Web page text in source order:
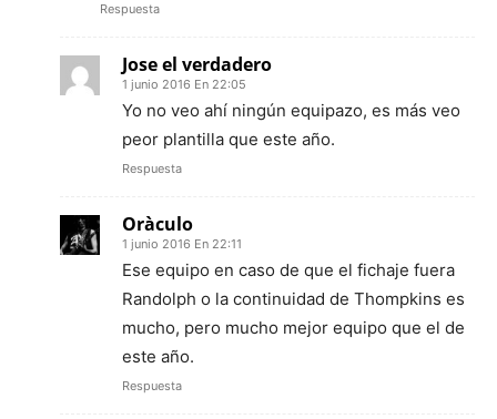
Respuesta
Jose el verdadero
1 junio 2016 En 22:05
Yo no veo ahí ningún equipazo, es más veo
peor plantilla que este año.
Respuesta
Oràculo
1 junio 2016 En 22:11
Ese equipo en caso de que el fichaje fuera
Randolph o la continuidad de Thompkins es
mucho, pero mucho mejor equipo que el de
este año.
Respuesta